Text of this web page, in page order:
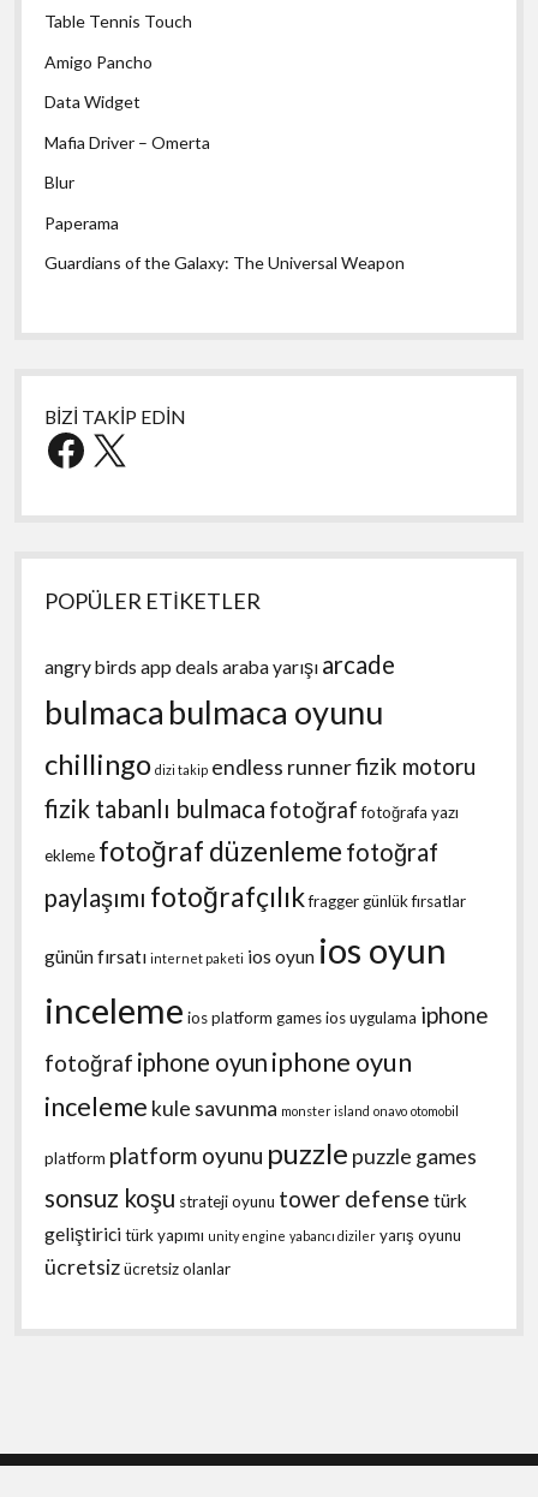
Table Tennis Touch
Amigo Pancho
Data Widget
Mafia Driver – Omerta
Blur
Paperama
Guardians of the Galaxy: The Universal Weapon
BİZİ TAKİP EDİN
Facebook
X
POPÜLER ETİKETLER
angry birds app deals araba yarışı arcade
bulmaca bulmaca oyunu
chillingo dizi takip endless runnerfizik motoru
fizik tabanlı bulmaca fotoğraf fotoğrafa yazı
ekleme fotoğraf düzenleme fotoğraf
paylaşımı fotoğrafçılıkfraggergünlük fırsatlar
günün fırsatı internet paketi ios oyun ios oyun
inceleme ios platform gamesios uygulama iphone
fotoğraf iphone oyun iphone oyun
inceleme kule savunma monster island onavo otomobil
platform platform oyunu puzzle puzzle games
sonsuz koşu strateji oyunu tower defense türk
geliştiricitürk yapımı unity engine yabancı diziler yarış oyunu
ücretsizücretsiz olanlar